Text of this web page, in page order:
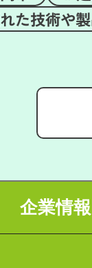
た技術や
企業情報